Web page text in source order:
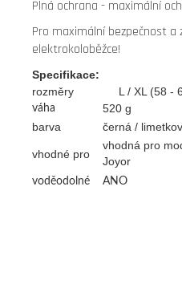
Plná ochrana - maximální
Pro maximální bezpečnost a
elektrokoloběžce!
Specifikace:
rozměry L / XL (58 -
váha
520 g
barva
černá /
vhodné pro
vhodná pro
Joyor
voděodolné ANO